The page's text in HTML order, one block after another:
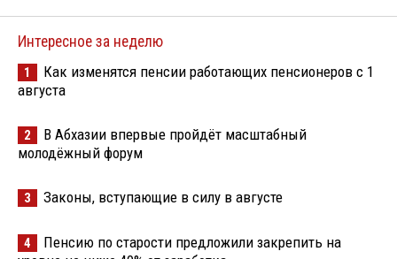
Интересное за неделю
1
Как изменятся пенсии работающих пенсионеров с 1
августа
2
В Абхазии впервые пройдёт масштабный
молодёжный форум
3 Законы, вступающие в силу в августе
4
Пенсию по старости предложили закрепить на